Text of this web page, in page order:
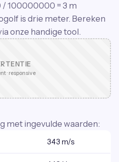
/ 100000000 = 3 m
is drie meter. Bereken
onze handige tool.
· responsive
met ingevulde waarden:
343 m/s